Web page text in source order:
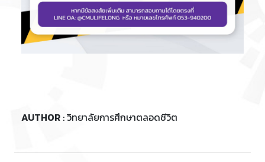
AUTHOR : วิทยาลัยการศึกษาตลอดชีวิต